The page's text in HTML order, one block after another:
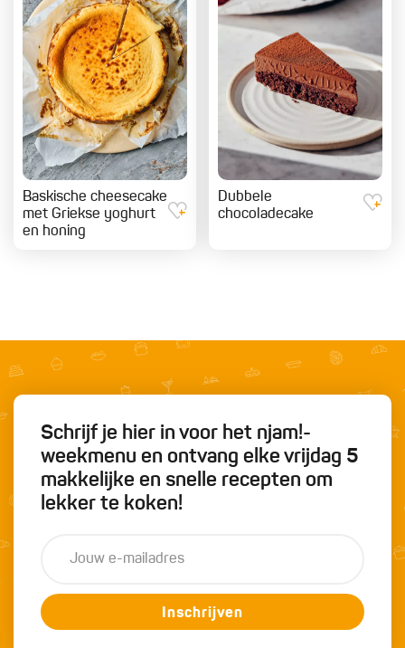
Baskische cheesecake
met Griekse yoghurt
en honing
Dubbele
chocoladecake
Schrijf je hier in voor het njam!-
weekmenu en ontvang elke vrijdag 5
makkelijke en snelle recepten om
lekker te koken!
Inschrijven